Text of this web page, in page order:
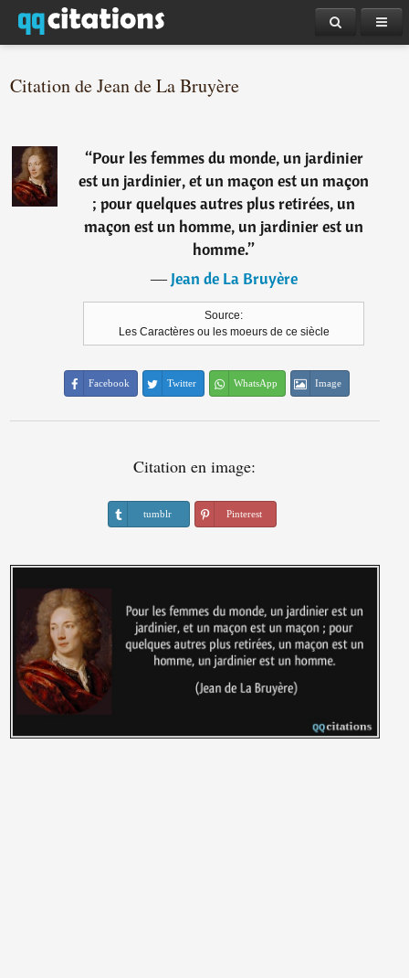
Citation de Jean de La Bruyère
“Pour les femmes du monde, un jardinier
est un jardinier, et un maçon est un maçon
; pour quelques autres plus retirées, un
maçon est un homme, un jardinier est un
homme.”
―Jean de La Bruyère
Source:
Les Caractères ou les moeurs de ce siècle
Facebook Twitter WhatsApp Image
Citation en image:
tumblr Pinterest